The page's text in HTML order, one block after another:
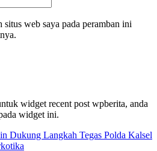
situs web saya pada peramban ini
widget recent post wpberita, anda
widget ini.